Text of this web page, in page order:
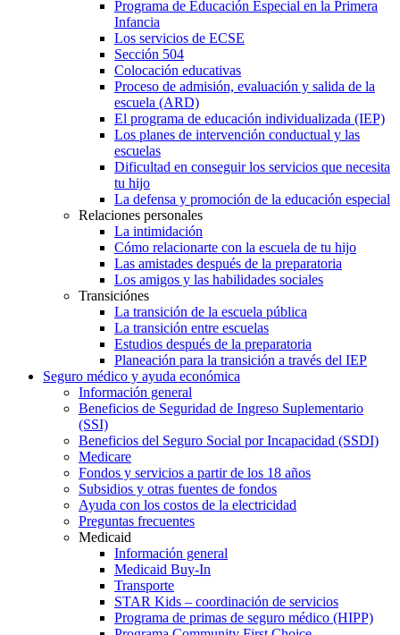
Programa de Educación Especial en la Primera
Infancia
Los servicios de ECSE
Sección 504
Colocación educativas
Proceso de admisión, evaluación y salida de la
escuela (ARD)
El programa de educación individualizada (IEP)
Los planes de intervención conductual y las
escuelas
Dificultad en conseguir los servicios que necesita
tu hijo
La defensa y promoción de la educación especial
Relaciones personales
La intimidación
Cómo relacionarte con la escuela de tu hijo
Las amistades después de la preparatoria
Los amigos y las habilidades sociales
Transiciónes
La transición de la escuela pública
La transición entre escuelas
Estudios después de la preparatoria
Planeación para la transición a través del IEP
Seguro médico y ayuda económica
Información general
Beneficios de Seguridad de Ingreso Suplementario
(SSI)
Beneficios del Seguro Social por Incapacidad (SSDI)
Medicare
Fondos y servicios a partir de los 18 años
Subsidios y otras fuentes de fondos
Ayuda con los costos de la electricidad
Preguntas frecuentes
Medicaid
Información general
Medicaid Buy-In
Transporte
STAR Kids – coordinación de servicios
Programa de primas de seguro médico (HIPP)